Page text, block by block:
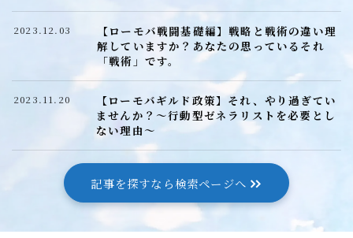
ローモバ戦闘編
戦闘基礎編
戦闘防衛編
戦闘攻撃編
戦闘応用編
【ローモバ戦闘基礎編】戦略と戦術の違い理
解していますか？あなたの思っているそれ
「戦術」です。
2023.12.03
【ローモバギルド政策】それ、やり過ぎてい
ませんか？～行動型ゼネラリストを必要とし
ない理由～
2023.11.20
記事を探すなら検索ページへ